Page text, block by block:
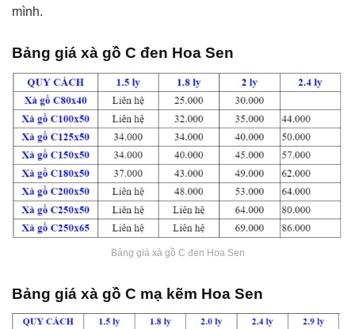
mình.
Bảng giá xà gồ C đen Hoa Sen
Bảng giá xà gồ C đen Hoa Sen
Bảng giá xà gồ C mạ kẽm Hoa Sen